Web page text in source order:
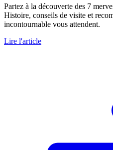
Partez à la découverte des 7
Histoire, conseils de visite et
incontournable vous attendent.
Lire l'article